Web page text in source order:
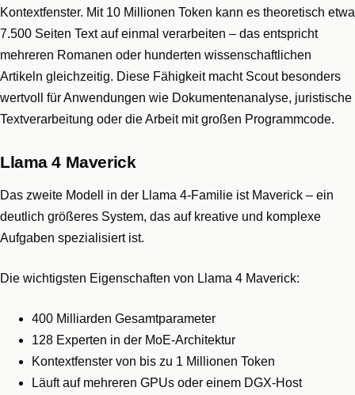
Kontextfenster. Mit 10 Millionen Token kann es theoretisch etwa
7.500 Seiten Text auf einmal verarbeiten – das entspricht
mehreren Romanen oder hunderten wissenschaftlichen
Artikeln gleichzeitig. Diese Fähigkeit macht Scout besonders
wertvoll für Anwendungen wie Dokumentenanalyse, juristische
Textverarbeitung oder die Arbeit mit großen Programmcode.
Llama 4 Maverick
Das zweite Modell in der Llama 4-Familie ist Maverick – ein
deutlich größeres System, das auf kreative und komplexe
Aufgaben spezialisiert ist.
Die wichtigsten Eigenschaften von Llama 4 Maverick:
400 Milliarden Gesamtparameter
128 Experten in der MoE-Architektur
Kontextfenster von bis zu 1 Millionen Token
Läuft auf mehreren GPUs oder einem DGX-Host